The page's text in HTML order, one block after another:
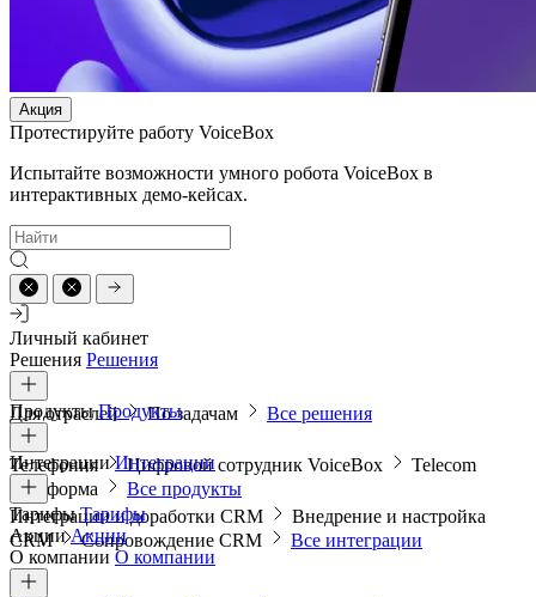
Акция
Протестируйте работу VoiceBox
Испытайте возможности умного робота VoiceBox в
интерактивных демо-кейсах.
Личный кабинет
Решения Решения
Для отраслей По задачам Все решения
ПродуктыПродукты
Телефония Цифровой сотрудник VoiceBox
Telecom
платформа
Все продукты
ИнтеграцииИнтеграции
Интеграции и доработки CRM
Внедрение и настройка
CRM
Сопровождение CRM Все интеграции
ТарифыТарифы
АкцииАкции
О компании О компании